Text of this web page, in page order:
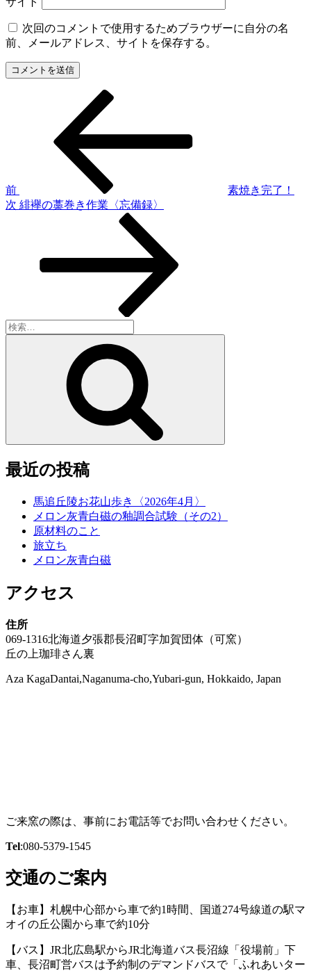
次回のコメントで使用するためブラウザーに自分の名
前、メールアドレス、サイトを保存する。
ゲ
ー
前
素焼き完了！
次
次 緋襷の藁巻き作業〈忘備録〉
検
索:
最近の投稿
馬追丘陵お花山歩き〈2026年4月〉
メロン灰青白磁の釉調合試験（その2）
原材料のこと
旅立ち
メロン灰青白磁
アクセス
住所
069-1316北海道夕張郡長沼町字加賀団体（可窯）
丘の上珈琲さん裏
Aza KagaDantai,Naganuma-cho,Yubari-gun, Hokkaido, Japan
ご来窯の際は、事前にお電話等でお問い合わせください。
Tel:080-5379-1545
交通のご案内
【お車】札幌中心部から車で約1時間、国道274号線道の駅マ
オイの丘公園から車で約10分
【バス】JR北広島駅からJR北海道バス長沼線「役場前」下
車、長沼町営バスは予約制のデマンドバスで「ふれあいター